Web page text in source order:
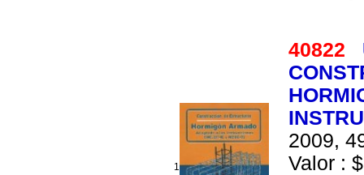
1
40822
2009,
Valor :